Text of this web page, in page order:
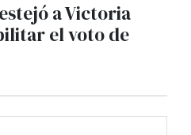
a Victoria
el voto de